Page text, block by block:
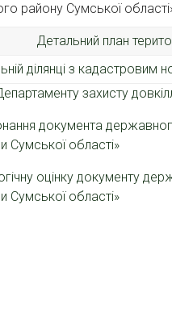
району Сумської
Детальний план
ділянці з
захисту
документа
Сумської області»
оцінку документу
Сумської області»